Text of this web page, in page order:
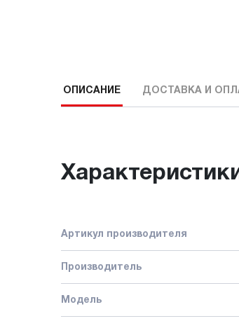
ОПИСАНИЕ ДОСТАВКА И
Артикул производителя
Производитель
Модель